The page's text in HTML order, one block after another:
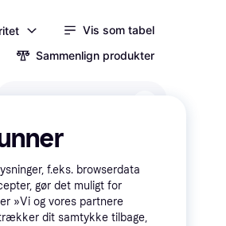
Vis som tabel
Sammenlign produkter
f.eks. browserdata
gør det muligt for
»Vi og vores partnere
dit samtykke tilbage,